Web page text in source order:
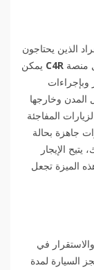
الذين يحتاجون
منصة C4R يمكن
وبإجراءات
المدن وخارجها
المفاجئة
جاهزة بحالة
الإيجار
الميزة تجعل
في
السيارة لمدة